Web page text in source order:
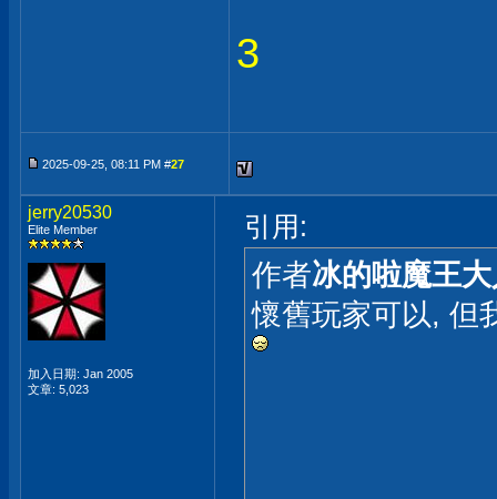
3
2025-09-25, 08:11 PM #27
jerry20530
Elite Member
加入日期: Jan 2005
文章: 5,023
引用:
作者冰的啦魔王
懷舊玩家可以, 但